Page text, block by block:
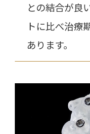
との結合が良
トに比べ治療
あります。